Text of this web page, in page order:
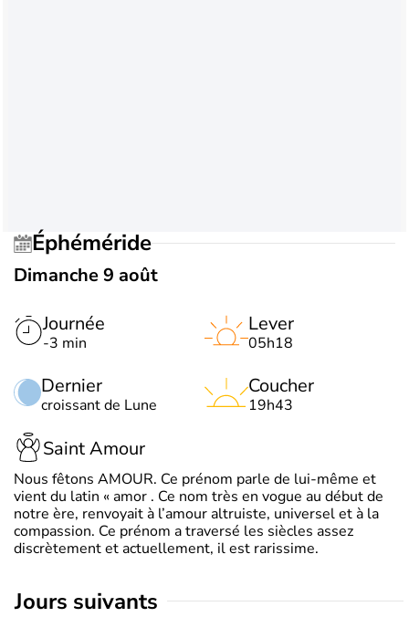
Éphéméride
Dimanche 9 août
Journée
-3 min
Dernier
croissant de Lune
Lever
05h18
Coucher
19h43
Saint Amour
Nous fêtons AMOUR. Ce prénom parle de lui-même et
vient du latin « amor . Ce nom très en vogue au début de
notre ère, renvoyait à l’amour altruiste, universel et à la
compassion. Ce prénom a traversé les siècles assez
discrètement et actuellement, il est rarissime.
jours suivants